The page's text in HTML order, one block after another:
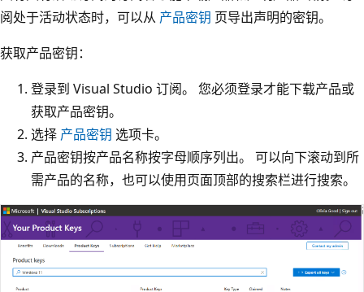
阅处于活动状态时，可以从 产品密钥 页导出声明的密钥。
获取产品密钥：
登录到 Visual Studio 订阅。 您必须登录才能下载产品或
获取产品密钥。
选择 产品密钥 选项卡。
产品密钥按产品名称按字母顺序列出。 可以向下滚动到所
需产品的名称，也可以使用页面顶部的搜索栏进行搜索。